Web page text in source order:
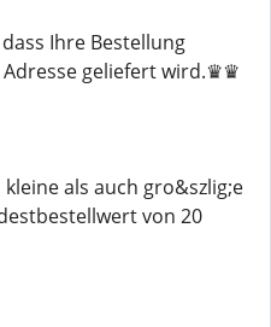
Ihre Bestellung
Adresse geliefert wird.♛♛
als auch gro&szlig;e
von 20